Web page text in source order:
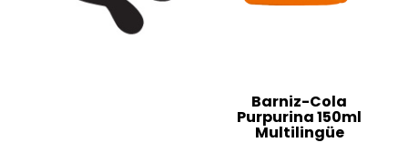
Barniz-Cola
Purpurina 150ml
Multilingüe